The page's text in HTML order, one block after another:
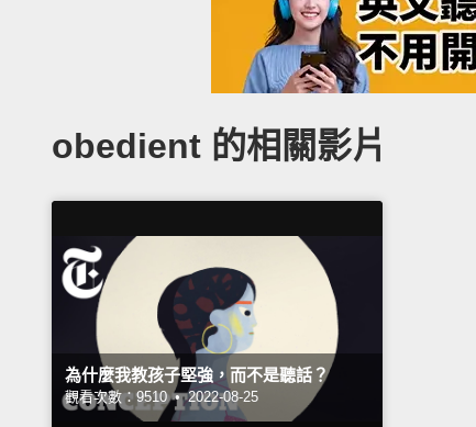
obedient 的相關影片
為什麼我教孩子堅強，而不是聽話？
觀看次數：9510 • 2022-08-25